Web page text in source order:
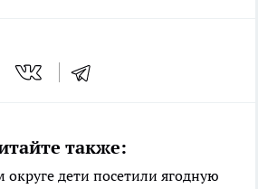
также:
дети посетили ягодную